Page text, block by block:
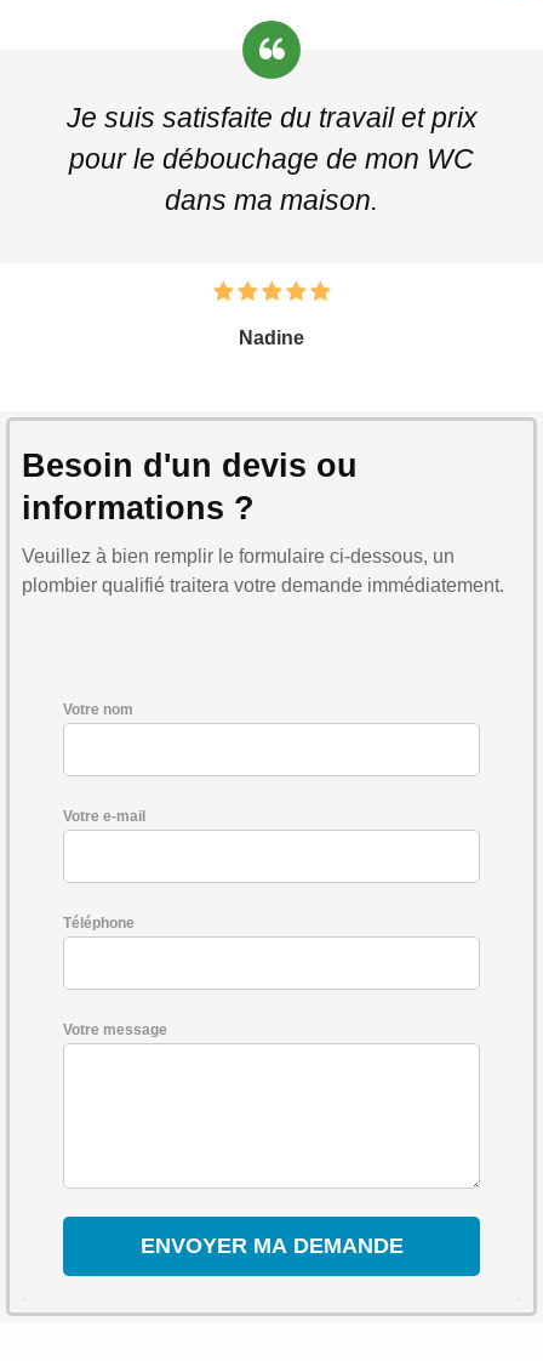
Je suis satisfaite du travail et prix
pour le débouchage de mon WC
dans ma maison.
Nadine
Besoin d'un devis ou
informations ?
Veuillez à bien remplir le formulaire ci-dessous, un
plombier qualifié traitera votre demande immédiatement.
Votre nom
Votre e-mail
Téléphone
Votre message